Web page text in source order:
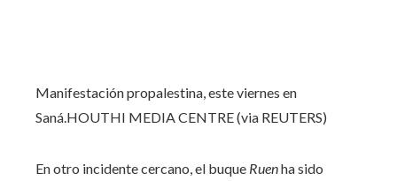
Manifestación propalestina, este viernes en
Saná. HOUTHI MEDIA CENTRE (via REUTERS)
En otro incidente cercano, el buque Ruenha sido